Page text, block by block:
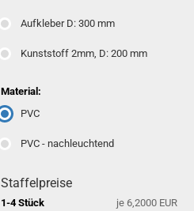
Aufkleber D: 300 mm
Kunststoff 2mm, D: 200 mm
Material:
PVC
PVC - nachleuchtend
Staffelpreise
1-4 Stück
je 6,2000 EUR